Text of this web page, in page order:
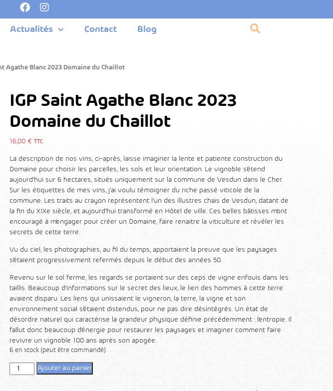
Actualités Contact Blog
Agathe Blanc 2023 Domaine du Chaillot
IGP Saint Agathe Blanc 2023
Domaine du Chaillot
16,00 € TTC
La description de nos vins, ci-après, laisse imaginer la lente et patiente construction du
Domaine pour choisir les parcelles, les sols et leur orientation. Le vignoble s’étend
aujourd’hui sur 6 hectares, situés uniquement sur la commune de Vesdun dans le Cher.
Sur les étiquettes de mes vins, j’ai voulu témoigner du riche passé viticole de la
commune. Les traits au crayon représentent l’un des illustres chais de Vesdun, datant de
la fin du XIXe siècle, et aujourd’hui transformé en Hôtel de ville. Ces belles bâtisses m’ont
encouragé à m’engager pour créer un Domaine, faire renaitre la viticulture et révéler les
secrets de cette terre.
Vu du ciel, les photographies, au fil du temps, apportaient la preuve que les paysages
s’étaient progressivement refermés depuis le début des années 50.
Revenu sur le sol ferme, les regards se portaient sur des ceps de vigne enfouis dans les
taillis. Beaucoup d’informations sur le secret des lieux, le lien des hommes à cette terre
avaient disparu. Les liens qui unissaient le vigneron, la terre, la vigne et son
environnement social s’étaient distendus, pour ne pas dire désintégrés. Un état de
désordre naturel qui caractérise la grandeur physique définie précédemment : l’entropie. Il
fallut donc beaucoup d’énergie pour restaurer les paysages et imaginer comment faire
revivre un vignoble 100 ans après son apogée.
6 en stock (peut être commandé)
Ajouter au panier